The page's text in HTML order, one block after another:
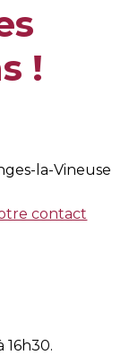
!
la-Vineuse
contact